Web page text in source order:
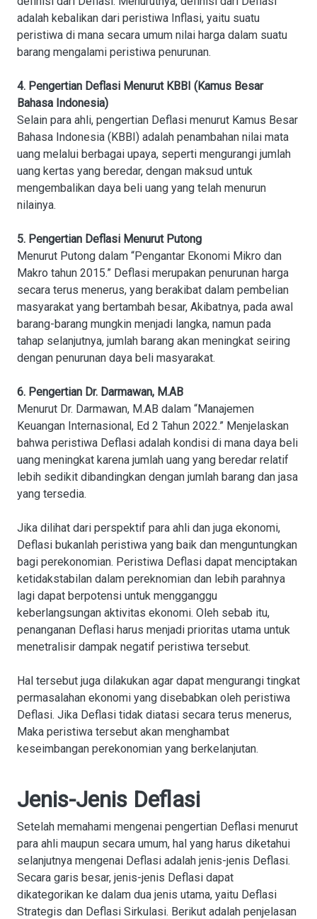
adalah kebalikan dari peristiwa Inflasi, yaitu suatu
peristiwa di mana secara umum nilai harga dalam suatu
barang mengalami peristiwa penurunan.
4. Pengertian Deflasi Menurut KBBI (Kamus Besar
Bahasa Indonesia)
Selain para ahli, pengertian Deflasi menurut Kamus Besar
Bahasa Indonesia (KBBI) adalah penambahan nilai mata
uang melalui berbagai upaya, seperti mengurangi jumlah
uang kertas yang beredar, dengan maksud untuk
mengembalikan daya beli uang yang telah menurun
nilainya.
5. Pengertian Deflasi Menurut Putong
Menurut Putong dalam “Pengantar Ekonomi Mikro dan
Makro tahun 2015.” Deflasi merupakan penurunan harga
secara terus menerus, yang berakibat dalam pembelian
masyarakat yang bertambah besar, Akibatnya, pada awal
barang-barang mungkin menjadi langka, namun pada
tahap selanjutnya, jumlah barang akan meningkat seiring
dengan penurunan daya beli masyarakat.
6. Pengertian Dr. Darmawan, M.AB
Menurut Dr. Darmawan, M.AB dalam “Manajemen
Keuangan Internasional, Ed 2 Tahun 2022.” Menjelaskan
bahwa peristiwa Deflasi adalah kondisi di mana daya beli
uang meningkat karena jumlah uang yang beredar relatif
lebih sedikit dibandingkan dengan jumlah barang dan jasa
yang tersedia.
Jika dilihat dari perspektif para ahli dan juga ekonomi,
Deflasi bukanlah peristiwa yang baik dan menguntungkan
bagi perekonomian. Peristiwa Deflasi dapat menciptakan
ketidakstabilan dalam pereknomian dan lebih parahnya
lagi dapat berpotensi untuk mengganggu
keberlangsungan aktivitas ekonomi. Oleh sebab itu,
penanganan Deflasi harus menjadi prioritas utama untuk
menetralisir dampak negatif peristiwa tersebut.
Hal tersebut juga dilakukan agar dapat mengurangi tingkat
permasalahan ekonomi yang disebabkan oleh peristiwa
Deflasi. Jika Deflasi tidak diatasi secara terus menerus,
Maka peristiwa tersebut akan menghambat
keseimbangan perekonomian yang berkelanjutan.
Jenis-Jenis Deflasi
Setelah memahami mengenai pengertian Deflasi menurut
para ahli maupun secara umum, hal yang harus diketahui
selanjutnya mengenai Deflasi adalah jenis-jenis Deflasi.
Secara garis besar, jenis-jenis Deflasi dapat
dikategorikan ke dalam dua jenis utama, yaitu Deflasi
Strategis dan Deflasi Sirkulasi. Berikut adalah penjelasan